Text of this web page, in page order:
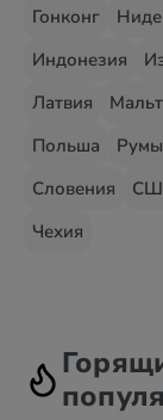
Гонконг
Индонезия
Латвия
Польша
Словения
Чехия